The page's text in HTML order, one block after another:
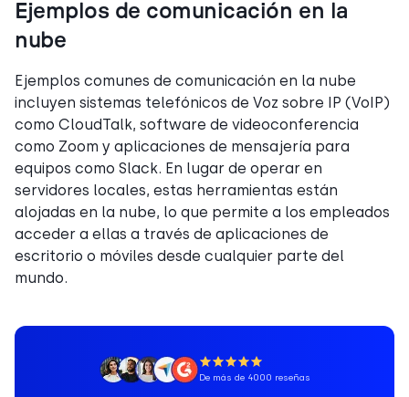
Ejemplos de comunicación en la
nube
Ejemplos comunes de comunicación en la nube
incluyen sistemas telefónicos de Voz sobre IP (VoIP)
como CloudTalk, software de videoconferencia
como Zoom y aplicaciones de mensajería para
equipos como Slack. En lugar de operar en
servidores locales, estas herramientas están
alojadas en la nube, lo que permite a los empleados
acceder a ellas a través de aplicaciones de
escritorio o móviles desde cualquier parte del
mundo.
De más de 4000 reseñas